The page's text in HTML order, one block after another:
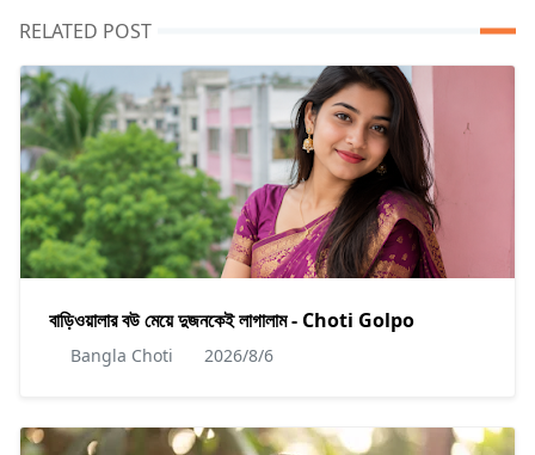
RELATED POST
বাড়িওয়ালার বউ মেয়ে দুজনকেই লাগালাম - Choti Golpo
Bangla Choti 2026/8/6